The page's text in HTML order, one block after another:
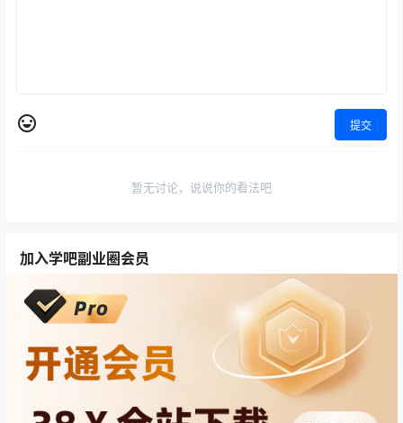
提交
暂无讨论，说说你的看法吧
加入学吧副业圈会员